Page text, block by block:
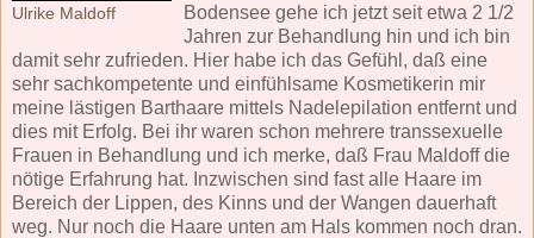
Ulrike Maldoff
Bodensee gehe ich jetzt seit etwa 2 1/2
Jahren zur Behandlung hin und ich bin
damit sehr zufrieden. Hier habe ich das Gefühl, daß eine
sehr sachkompetente und einfühlsame Kosmetikerin mir
meine lästigen Barthaare mittels Nadelepilation entfernt und
dies mit Erfolg. Bei ihr waren schon mehrere transsexuelle
Frauen in Behandlung und ich merke, daß Frau Maldoff die
nötige Erfahrung hat. Inzwischen sind fast alle Haare im
Bereich der Lippen, des Kinns und der Wangen dauerhaft
weg. Nur noch die Haare unten am Hals kommen noch dran.